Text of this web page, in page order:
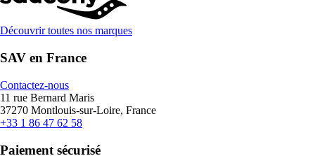
Découvrir toutes nos marques
SAV en France
Contactez-nous
11 rue Bernard Maris
37270 Montlouis-sur-Loire, France
+33 1 86 47 62 58
Paiement sécurisé